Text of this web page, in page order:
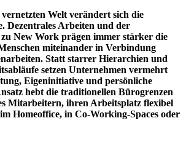
Welt verändert sich die
Dezentrales Arbeiten und der
New Work prägen immer stärker die
miteinander in Verbindung
Statt starrer Hierarchien und
setzen Unternehmen vermehrt
Eigeninitiative und persönliche
hebt die traditionellen Bürogrenzen
Mitarbeitern, ihren Arbeitsplatz flexibel
Homeoffice, in Co-Working-Spaces oder